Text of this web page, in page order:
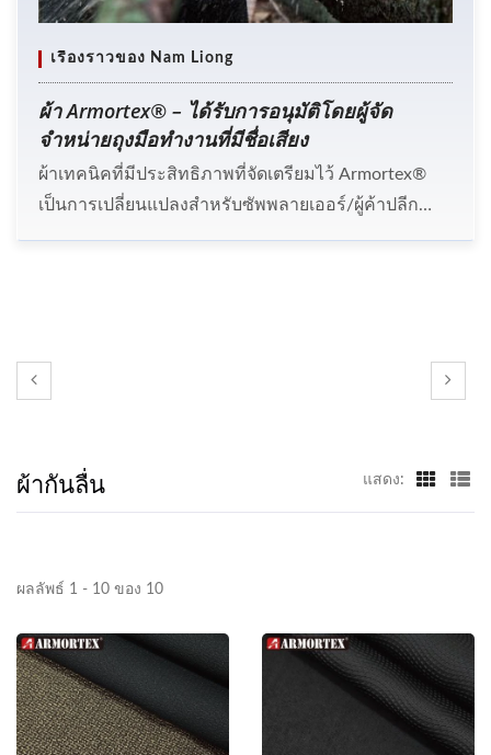
เรื่องราวของ Nam Liong
ผ้า Armortex® – ได้รับการอนุมัติโดยผู้จัด
จำหน่ายถุงมือทำงานที่มีชื่อเสียง
ผ้าเทคนิคที่มีประสิทธิภาพที่จัดเตรียมไว้ Armortex®
เป็นการเปลี่ยนแปลงสำหรับซัพพลายเออร์/ผู้ค้าปลีก
สร้างสรรค์และพัฒนาผ้าสังเคราะห์ที่ไม่มีใครสามารถ
ผ้ากันลื่น แสดง:
ผลลัพธ์ 1 - 10 ของ 10